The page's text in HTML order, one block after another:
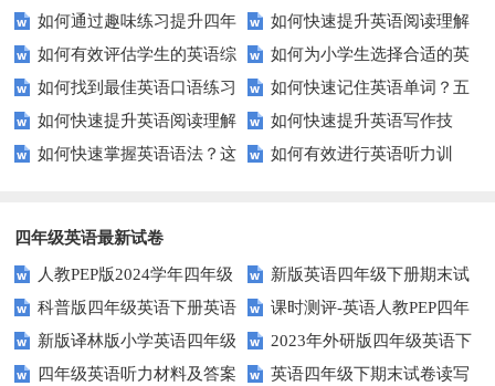
英语听力练习？
提升英语词汇量？
如何通过趣味练习提升四年
级学生的英语句子结构？
如何快速提升英语阅读理解
能力？这些技巧助你一臂之力！
如何有效评估学生的英语综
合能力？这些测评方法要知道！
如何为小学生选择合适的英
语听力测试工具？
如何找到最佳英语口语练习
方法？这些建议让你事半功倍！
如何快速记住英语单词？五
种实用记忆法帮你解决难题
如何快速提升英语阅读理解
能力？这些技巧你必须知道！
如何快速提升英语写作技
能？这5个技巧你必须知道！
如何快速掌握英语语法？这
如何有效进行英语听力训
四年级英语最新试卷
人教PEP版2024学年四年级
英语下册期末测试卷
新版英语四年级下册期末试
卷
科普版四年级英语下册英语
Lesson1测试题及答案
课时测评-英语人教PEP四年
级上册 unit3 What would you
like-PartB练习及答案 (3)
新版译林版小学英语四年级
下册试卷Unit1-Unit2单元测试题
2023年外研版四年级英语下
册期中检测试题
四年级英语听力材料及答案
英语四年级下期末试卷读写